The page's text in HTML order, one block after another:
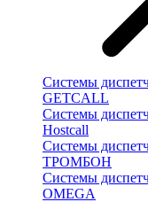
Системы
GETCALL
Системы
Hostcall
Системы
ТРОМБОН
Системы
OMEGA